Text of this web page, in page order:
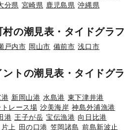
分県 宮崎県 鹿児島県 沖縄県
の潮見表・タイドグラフ
戸内市 岡山市 備前市 浅口市
トの潮見表・タイドグラ
新岡山港 水島港 東下津井港
レース場 沙美海岸 神島外浦漁港
港 王子が岳 宝伝漁港 向日比港
片上 田の口港 笠岡諸島 前島新波止